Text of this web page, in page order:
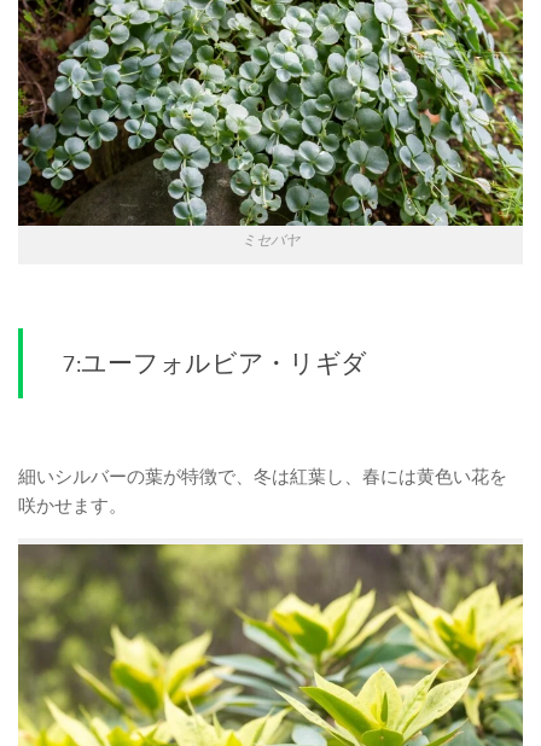
ミセバヤ
7:ユーフォルビア・リギダ
細いシルバーの葉が特徴で、冬は紅葉し、春には黄色い花を
咲かせます。